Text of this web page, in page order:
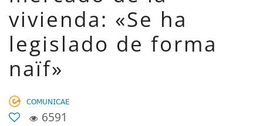
vivienda: «Se ha
legislado de forma
naïf»
𝖢𝖮𝖬𝖴𝖭𝖨𝖢𝖠𝖤
6591